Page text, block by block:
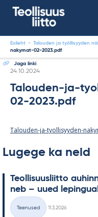
Esileht - Talouden ja työllisyyden
nakymat-02-2023.pdf
Jaga linki
Kirjoitettu
24.10.2024
Talouden-ja-
02-2023.pdf
Talouden-ja-tyollisyyden-
Lugege ka neid
Teol­li­suus­liitto
neb – uued
Kategooriad
Teenused
11.3.2026